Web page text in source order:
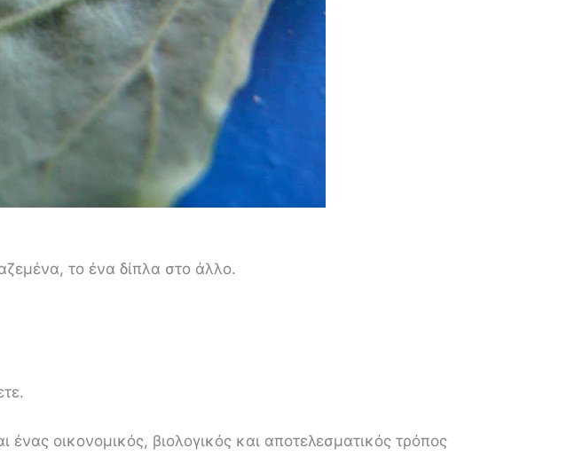
το ένα δίπλα στο άλλο.
ένας οικονομικός, βιολογικός και αποτελεσματικός τρόπος